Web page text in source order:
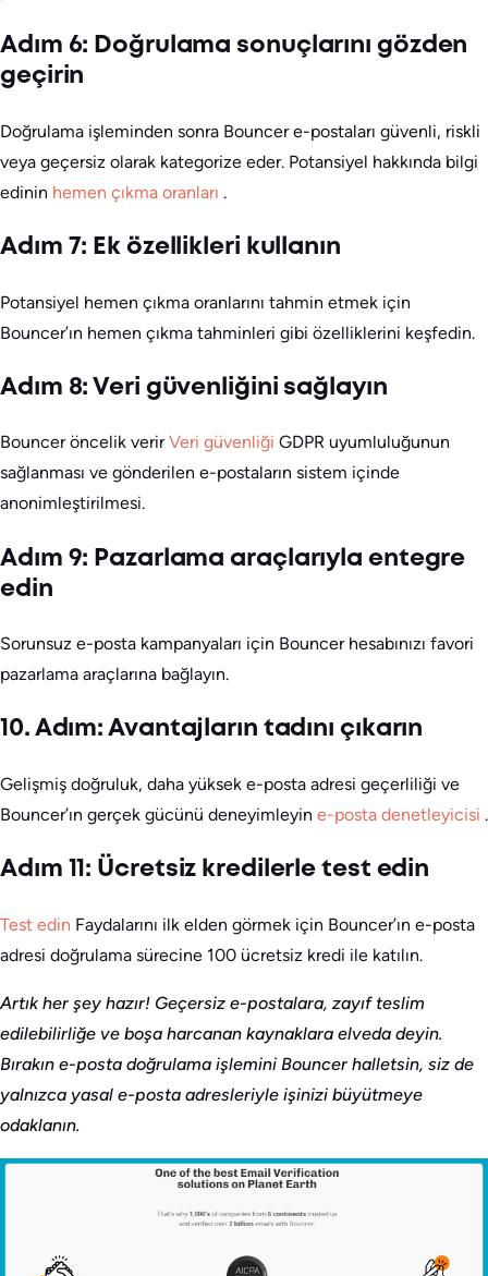
Adım 6: Doğrulama sonuçlarını gözden
geçirin
Doğrulama işleminden sonra Bouncer e-postaları güvenli, riskli
veya geçersiz olarak kategorize eder. Potansiyel hakkında bilgi
edinin hemen çıkma oranları .
Adım 7: Ek özellikleri kullanın
Potansiyel hemen çıkma oranlarını tahmin etmek için
Bouncer’ın hemen çıkma tahminleri gibi özelliklerini keşfedin.
Adım 8: Veri güvenliğini sağlayın
Bouncer öncelik verirVeri güvenliği GDPR uyumluluğunun
sağlanması ve gönderilen e-postaların sistem içinde
anonimleştirilmesi.
Adım 9: Pazarlama araçlarıyla entegre
edin
Sorunsuz e-posta kampanyaları için Bouncer hesabınızı favori
pazarlama araçlarına bağlayın.
10. Adım: Avantajların tadını çıkarın
Gelişmiş doğruluk, daha yüksek e-posta adresi geçerliliği ve
Bouncer’ın gerçek gücünü deneyimleyin e-posta denetleyicisi .
Adım 11: Ücretsiz kredilerle test edin
Test edin Faydalarını ilk elden görmek için Bouncer’ın e-posta
adresi doğrulama sürecine 100 ücretsiz kredi ile katılın.
Artık her şey hazır! Geçersiz e-postalara, zayıf teslim
edilebilirliğe ve boşa harcanan kaynaklara elveda deyin.
Bırakın e-posta doğrulama işlemini Bouncer halletsin, siz de
yalnızca yasal e-posta adresleriyle işinizi büyütmeye
odaklanın.